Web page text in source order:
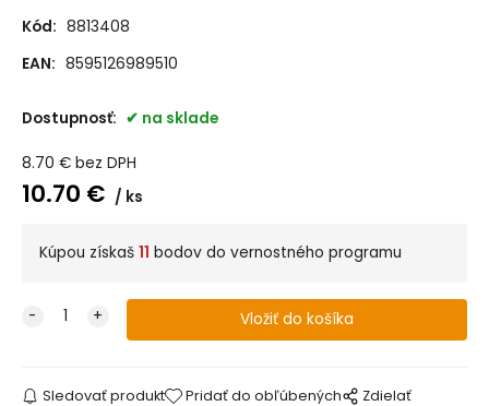
Kód: 8813408
EAN: 8595126989510
Dostupnosť: na sklade
8.70 € bez DPH
10.70 € ks
Kúpou získaš 11 bodov do vernostného programu
Sledovať produkt Pridať do obľúbených Zdielať